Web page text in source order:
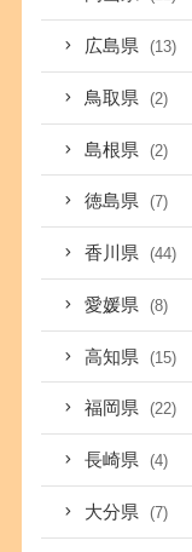
広島県 (13)
鳥取県 (2)
島根県 (2)
徳島県 (7)
香川県 (44)
愛媛県 (8)
高知県 (15)
福岡県 (22)
長崎県 (4)
大分県 (7)